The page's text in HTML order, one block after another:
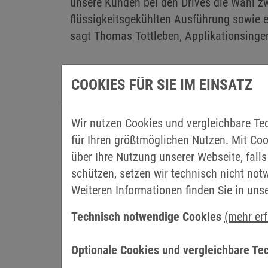
flüssigkeitsgekühlten Ausführung sowie
sagt Thomas Tottleben,
COOKIES FÜR SIE IM EINSATZ
Wir nutzen Cookies und vergleichbare
für Ihren größtmöglichen Nutzen. Mit
über Ihre Nutzung unserer Webseite,
schützen, setzen wir technisch nicht
Weiteren Informationen finden Sie in
Technisch notwendige Cookies (mehr
Optionale Cookies und vergleichbare